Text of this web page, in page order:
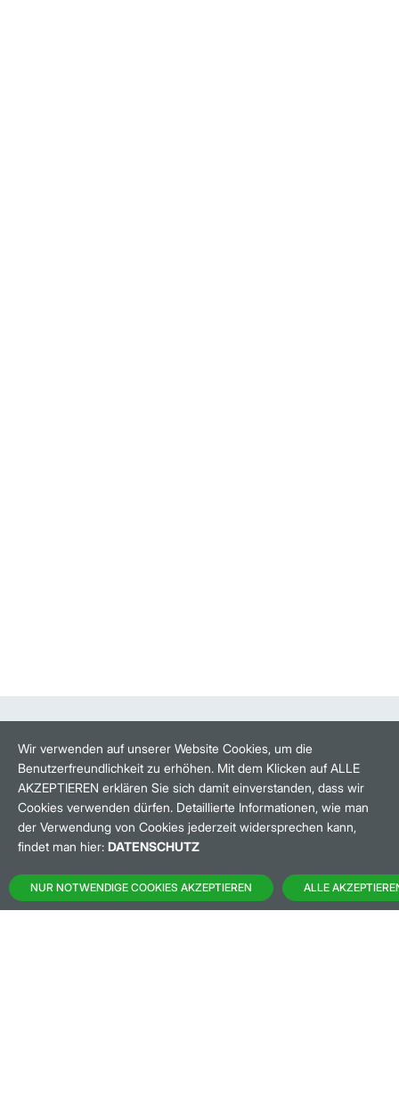
BANKEINSTELLUNGEN
HÄUFIG GESUCHT:
M:ACCESS
Wir verwenden auf unserer Website Cookies, um die
Benutzerfreundlichkeit zu erhöhen. Mit dem Klicken auf ALLE
AKZEPTIEREN erklären Sie sich damit einverstanden, dass wir
Cookies verwenden dürfen. Detaillierte Informationen, wie man
der Verwendung von Cookies jederzeit widersprechen kann,
findet man hier: DATENSCHUTZ
NUR NOTWENDIGE COOKIES AKZEPTIEREN ALLE